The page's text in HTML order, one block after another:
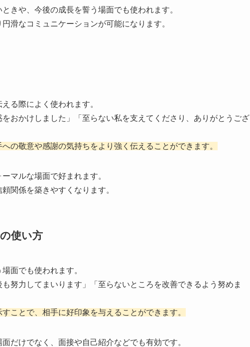
きや、今後の成長を誓う場面でも使われます。
滑なコミュニケーションが可能になります。
る際によく使われます。
おかけしました」「至らない私を支えてくださり、ありがとうござ
の敬意や感謝の気持ちをより強く伝えることができます。
マルな場面で好まれます。
関係を築きやすくなります。
使い方
面でも使われます。
努力してまいります」「至らないところを改善できるよう努めま
ことで、相手に好印象を与えることができます。
だけでなく、面接や自己紹介などでも有効です。